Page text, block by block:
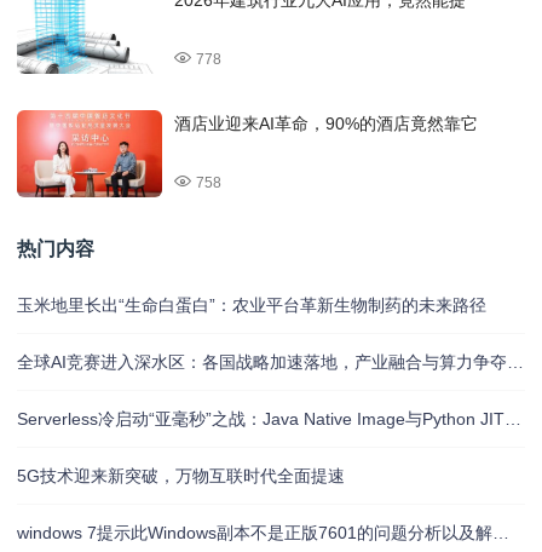
778
酒店业迎来AI革命，90%的酒店竟然靠它
758
热门内容
玉米地里长出“生命白蛋白”：农业平台革新生物制药的未来路径
5G技术迎来新突破，万物互联时代全面提速